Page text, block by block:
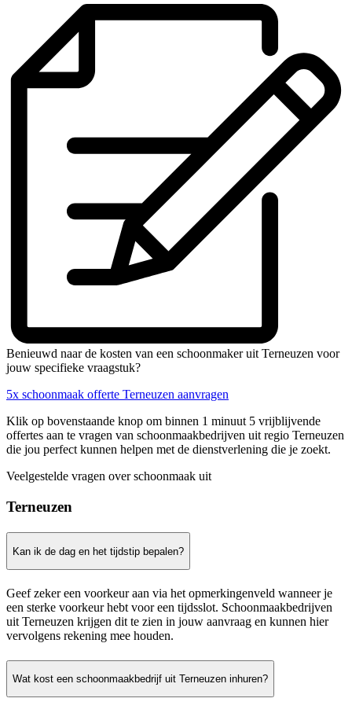
Benieuwd naar de kosten van een schoonmaker uit Terneuzen voor
jouw specifieke vraagstuk?
5x schoonmaak offerte Terneuzen aanvragen
Klik op bovenstaande knop om binnen 1 minuut 5 vrijblijvende
offertes aan te vragen van schoonmaakbedrijven uit regio Terneuzen
die jou perfect kunnen helpen met de dienstverlening die je zoekt.
Veelgestelde vragen over schoonmaak uit
Terneuzen
Kan ik de dag en het tijdstip bepalen?
Geef zeker een voorkeur aan via het opmerkingenveld wanneer je
een sterke voorkeur hebt voor een tijdsslot. Schoonmaakbedrijven
uit Terneuzen krijgen dit te zien in jouw aanvraag en kunnen hier
vervolgens rekening mee houden.
Wat kost een schoonmaakbedrijf uit Terneuzen inhuren?